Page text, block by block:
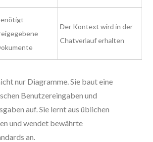
Der Kontext wird in der
Chatverlauf erhalten
nur Diagramme. Sie baut eine
Benutzereingaben und
auf. Sie lernt aus üblichen
und wendet bewährte
an.